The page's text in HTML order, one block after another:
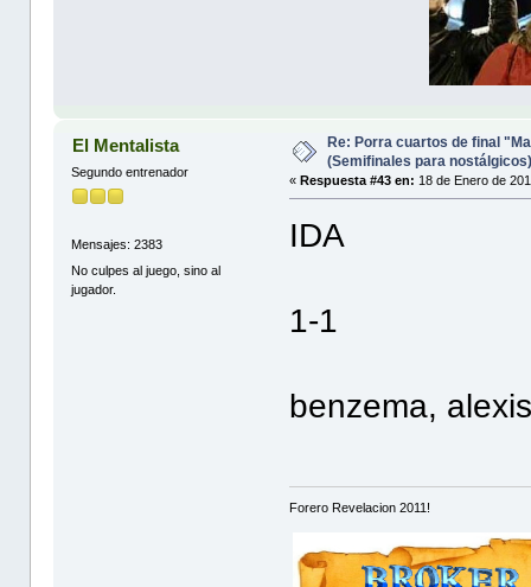
El Mentalista
Segundo entrenador
Mensajes: 2383
No culpes al juego, sino al
jugador.
Re: Porra cuartos de final
(Semifinales para
«Respuesta #43 en: 18 de Enero de
IDA
1-1
benzema,
Forero Revelacion 2011!